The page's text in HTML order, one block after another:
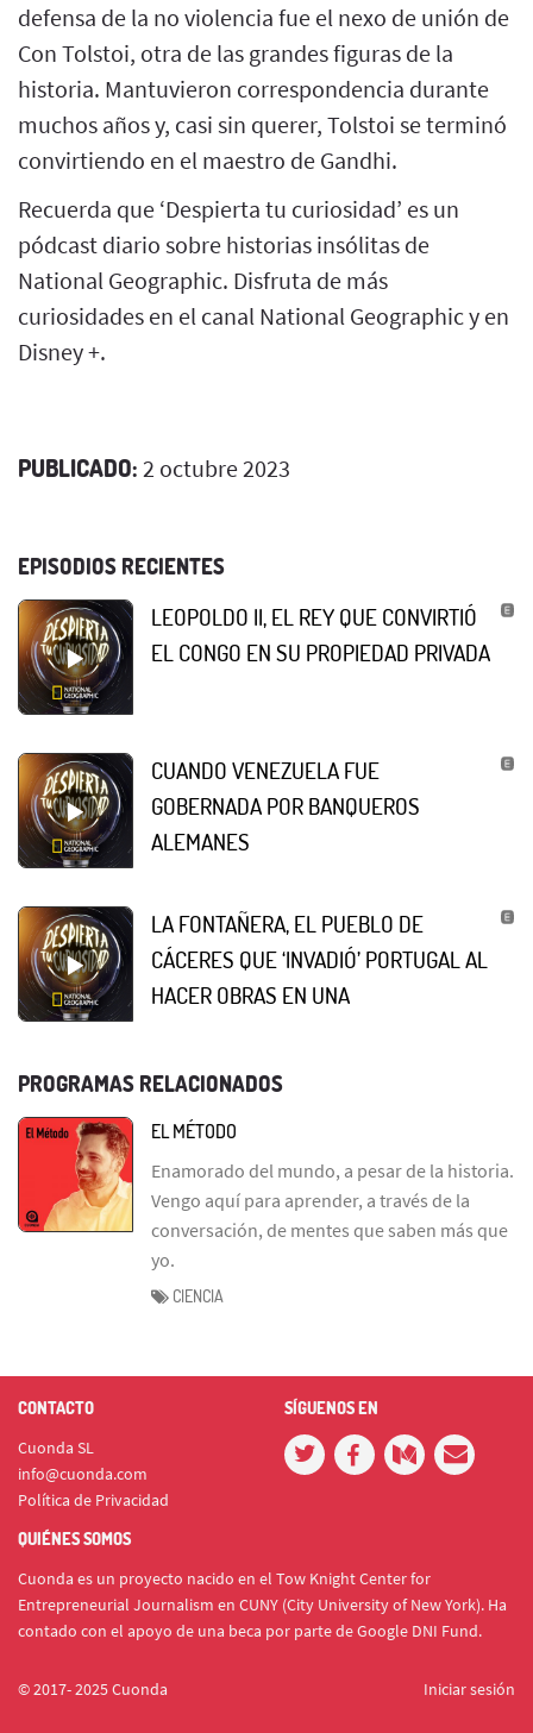
defensa de la no violencia fue el nexo de unión de
Con Tolstoi, otra de las grandes figuras de la
historia. Mantuvieron correspondencia durante
muchos años y, casi sin querer, Tolstoi se terminó
convirtiendo en el maestro de Gandhi.
Recuerda que ‘Despierta tu curiosidad’ es un
pódcast diario sobre historias insólitas de
National Geographic. Disfruta de más
curiosidades en el canal National Geographic y en
Disney +.
PUBLICADO: 2 octubre 2023
EPISODIOS RECIENTES
LEOPOLDO II, EL REY QUE CONVIRTIÓ
EL CONGO EN SU PROPIEDAD PRIVADA
CUANDO VENEZUELA FUE
GOBERNADA POR BANQUEROS
ALEMANES
LA FONTAÑERA, EL PUEBLO DE
CÁCERES QUE ‘INVADIÓ’ PORTUGAL AL
HACER OBRAS EN UNA
PROGRAMAS RELACIONADOS
EL MÉTODO
Enamorado del mundo, a pesar de la historia.
Vengo aquí para aprender, a través de la
conversación, de mentes que saben más que
yo.
CIENCIA
CONTACTO
Cuonda SL
info@cuonda.com
Política de Privacidad
SÍGUENOS EN
QUIÉNES SOMOS
Cuonda es un proyecto nacido en el Tow Knight Center for
Entrepreneurial Journalism en CUNY (City University of New York). Ha
contado con el apoyo de una beca por parte de Google DNI Fund.
© 2017- 2025 Cuonda Iniciar sesión